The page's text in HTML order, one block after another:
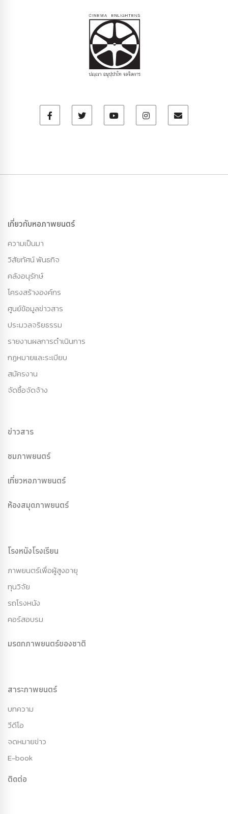
เกี่ยวกับหอภาพยนตร์
ความเป็นมา
วิสัยทัศน์ พันธกิจ
คลังอนุรักษ์
โครงสร้างองค์กร
ศูนย์ข้อมูลข่าวสาร
ประมวลจริยธรรม
รายงานผลการดำเนินการ
กฏหมายและระเบียบ
สมัครงาน
จัดซื้อจัดจ้าง
ข่าวสาร
ชมภาพยนตร์
เที่ยวหอภาพยนตร์
ห้องสมุดภาพยนตร์
โรงหนังโรงเรียน
ภาพยนตร์เพื่อผู้สูงอายุ
ทุนวิจัย
รถโรงหนัง
คอร์สอบรม
มรดกภาพยนตร์ของชาติ
สาระภาพยนตร์
บทความ
วีดีโอ
จดหมายข่าว
E-book
ติดต่อ